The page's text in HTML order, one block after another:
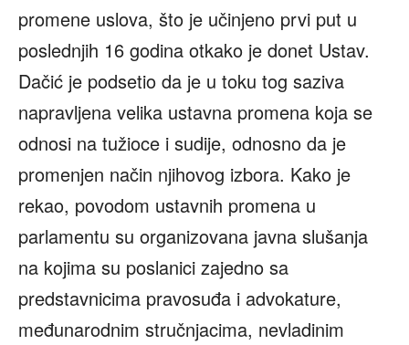
promene uslova, što je učinjeno prvi put u
poslednjih 16 godina otkako je donet Ustav.
Dačić je podsetio da je u toku tog saziva
napravljena velika ustavna promena koja se
odnosi na tužioce i sudije, odnosno da je
promenjen način njihovog izbora. Kako je
rekao, povodom ustavnih promena u
parlamentu su organizovana javna slušanja
na kojima su poslanici zajedno sa
predstavnicima pravosuđa i advokature,
međunarodnim stručnjacima, nevladinim